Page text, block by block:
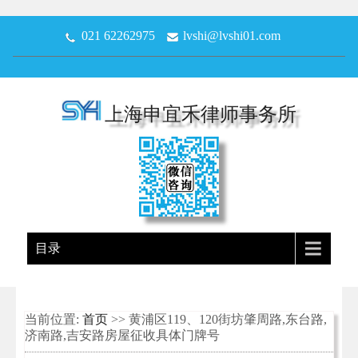
021 62262975 lvshi@lvshi01.com
上海申宜禾律师事务所
目录
当前位置: 首页 >> 黄浦区119、120街坊肇周路,东台路,
济南路,吉安路房屋征收具体门牌号